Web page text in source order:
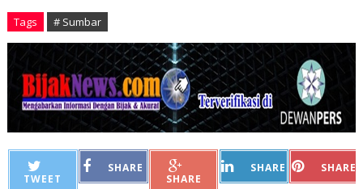
Tags # Sumbar
TWEET
SHARE
SHARE
SHARE SHARE